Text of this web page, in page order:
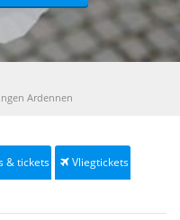
Ardennen
& tickets Vliegtickets